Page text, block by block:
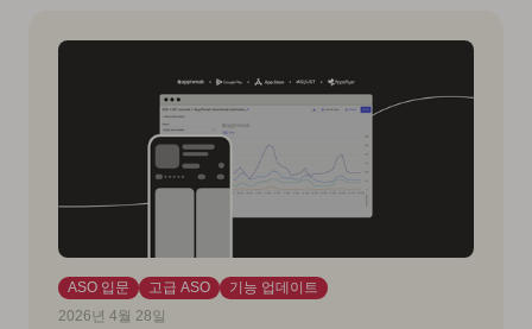
ASO 입문 고급 ASO
기능 업데이트
2026년 4월 28일